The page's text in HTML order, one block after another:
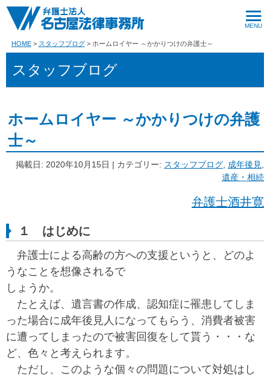
HOME スタッフブログ ホームロイヤー ～かかりつけの弁護士～
スタッフブログ
ホームロイヤー ～かかりつけの弁護
士～
掲載日: 2020年10月15日 | カテゴリー: スタッフブログ 成年後見
遺産・相続
弁護士酒井寛
１ はじめに
弁護士による高齢の方への支援というと、どのよ
うなことを想像されるで
しょうか。
たとえば、遺言書の作成、認知症に罹患してしま
った場合に成年後見人になってもらう、消費者被害
に遭ってしまったので被害回復をして貰う・・・な
ど、色々と考えられます。
ただし、このような個々の問題について対処はし